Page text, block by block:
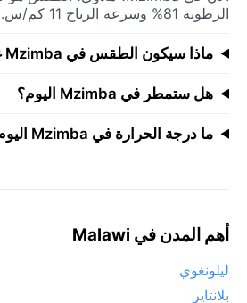
الرطوبة 81% وسرعة الرياح 11 كم/س. الأحوال تشعر كـ 8°C.
ماذا سيكون الطقس في Mzimba غدًا؟
هل ستمطر في Mzimba اليوم؟
ما درجة الحرارة في Mzimba اليوم؟
أهم المدن في Malawi
ليلونغوي
بلانتاير